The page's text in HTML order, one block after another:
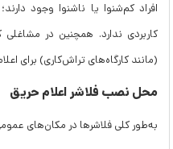
افراد کم‌شنوا یا ناشنوا وجود
کاربردی ندارد. همچنین در
(مانند کارگاه‌های تراش‌کاری) برای
محل نصب فلاشر اعلام حریق
به‌طور کلی فلاشرها در مکان‌های